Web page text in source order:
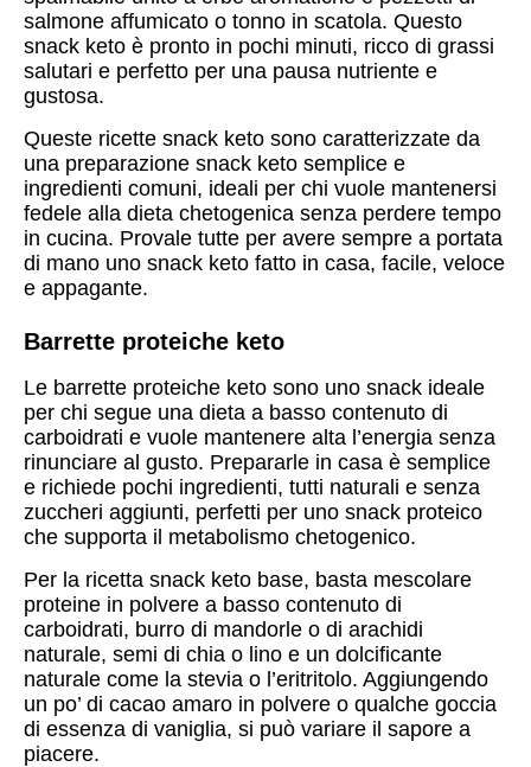
salmone affumicato o tonno in scatola. Questo
snack keto è pronto in pochi minuti, ricco di grassi
salutari e perfetto per una pausa nutriente e
gustosa.
Queste ricette snack keto sono caratterizzate da
una preparazione snack keto semplice e
ingredienti comuni, ideali per chi vuole mantenersi
fedele alla dieta chetogenica senza perdere tempo
in cucina. Provale tutte per avere sempre a portata
di mano uno snack keto fatto in casa, facile, veloce
e appagante.
Barrette proteiche keto
Le barrette proteiche keto sono uno snack ideale
per chi segue una dieta a basso contenuto di
carboidrati e vuole mantenere alta l’energia senza
rinunciare al gusto. Prepararle in casa è semplice
e richiede pochi ingredienti, tutti naturali e senza
zuccheri aggiunti, perfetti per uno snack proteico
che supporta il metabolismo chetogenico.
Per la ricetta snack keto base, basta mescolare
proteine in polvere a basso contenuto di
carboidrati, burro di mandorle o di arachidi
naturale, semi di chia o lino e un dolcificante
naturale come la stevia o l’eritritolo. Aggiungendo
un po’ di cacao amaro in polvere o qualche goccia
di essenza di vaniglia, si può variare il sapore a
piacere.